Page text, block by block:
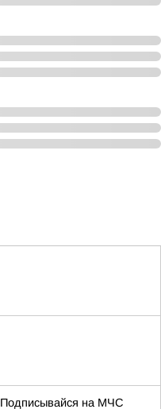
Подписывайся на МЧС